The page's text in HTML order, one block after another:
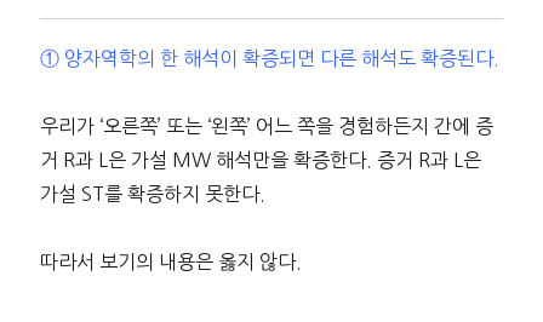
① 양자역학의 한 해석이 확증되면 다른 해석도 확증된다.
우리가 ‘오른쪽’ 또는 ‘왼쪽’ 어느 쪽을 경험하든지 간에 증
거 R과 L은 가설 MW 해석만을 확증한다. 증거 R과 L은
가설 ST를 확증하지 못한다.
따라서 보기의 내용은 옳지 않다.